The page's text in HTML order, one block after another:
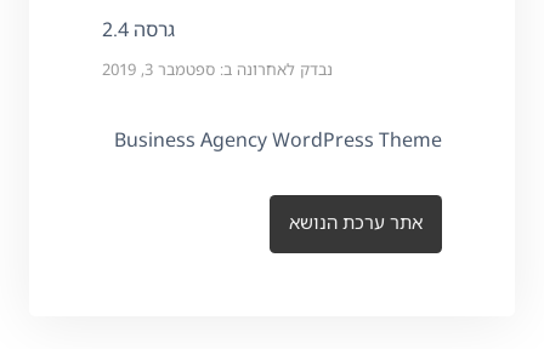
גרסה 2.4
נבדק לאחרונה ב: ספטמבר 3, 2019
Business Agency WordPress Theme
אתר ערכת הנושא